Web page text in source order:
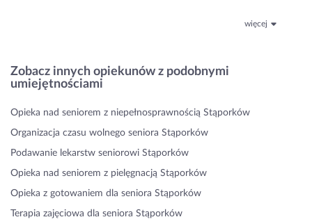
więcej
Zobacz innych opiekunów z podobnymi
umiejętnościami
Opieka nad seniorem z niepełnosprawnością Stąporków
Organizacja czasu wolnego seniora Stąporków
Podawanie lekarstw seniorowi Stąporków
Opieka nad seniorem z pielęgnacją Stąporków
Opieka z gotowaniem dla seniora Stąporków
Terapia zajęciowa dla seniora Stąporków